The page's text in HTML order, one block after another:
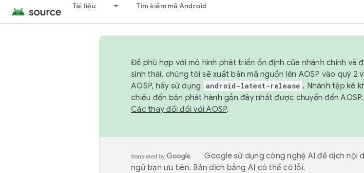
Tài liệu Tìm kiếm mã Android
Để phù hợp với mô hình phát triển ổn định của nhánh chính và
sinh thái, chúng tôi sẽ xuất bản mã nguồn lên AOSP vào quý
AOSP, hãy sử dụng
android-latest-release . Nhánh tệp kê
chiếu đến bản phát hành gần đây nhất được chuyển đến
Các thay đổi đối với AOSP.
Google sử dụng công nghệ AI để dịch nội
ngữ bạn ưu tiên. Bản dịch bằng AI có thể có lỗi.